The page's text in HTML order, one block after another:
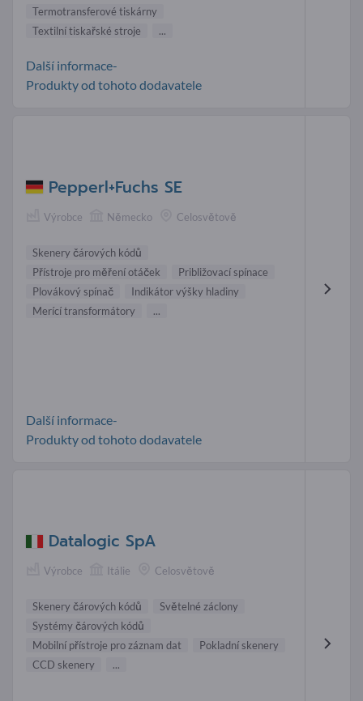
Termotransferové tiskárny
Textilní tiskařské stroje
...
Další informace-
Produkty od tohoto dodavatele
Pepperl+Fuchs SE
Výrobce Německo Celosvětově
Skenery čárových kódů
Přístroje pro měření otáček
Približovací spínace
Plovákový spínač
Indikátor výšky hladiny
Merící transformátory
...
Další informace-
Produkty od tohoto dodavatele
Datalogic SpA
Výrobce Itálie Celosvětově
Skenery čárových kódů
Světelné záclony
Systémy čárových kódů
Mobilní přístroje pro záznam dat
Pokladní skenery
CCD skenery
...